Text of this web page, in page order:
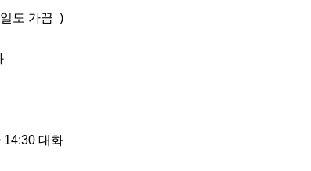
도 가끔  )
14:30 대화